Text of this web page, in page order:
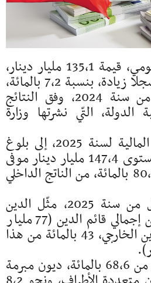
تجاوز قائم الدين العمومي، قيمة 135،1 مليار دينار،
موفى مارس 2025، مسجلا زيادة، بنسبة 7،2 بالمائة،
مقارنة بالفترة ذاتها من سنة 2024، وفق النتائج
الدولة، التّي نشرتها وزارة
وتشير توقعات قانون المالية لسنة 2025، إلى بلوغ
قائم الدين العمومي مستوى 147،4 مليار دينار موفى
سنة 2025، ما يمثل 80،5 بالمائة، من الناتج الداخلي
وفي نهاية الثلاثي الأوّل من سنة 2025، مثّل الدين
الداخلي 57 بالمائة، من إجمالي قائم الدين (77 مليار
دينار)، بينما شكّل الدين الخارجي، 43 بالمائة من هذا
ويتكون الدين الخارجي من 68،6 بالمائة، ديون مبرمة